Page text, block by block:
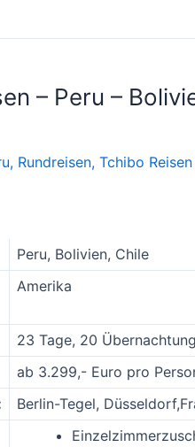
– Peru –
, Rundreisen, Tchibo Reisen
Peru, Bolivien, Chile
Amerika
23 Tage, 20
ab 3.299,- Euro pro
Berlin-Tegel,